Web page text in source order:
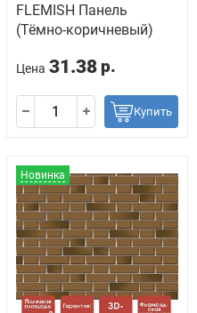
FLEMISH Панель
(Тёмно-коричневый)
Цена 31.38 р.
Купить
Новинка